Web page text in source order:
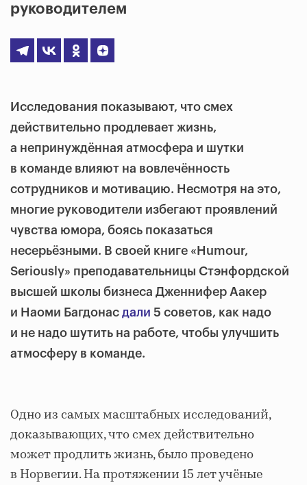
руководителем
Исследования показывают, что смех
действительно продлевает жизнь,
а непринуждённая атмосфера и шутки
в команде влияют на вовлечённость
сотрудников и мотивацию. Несмотря на это,
многие руководители избегают проявлений
чувства юмора, боясь показаться
несерьёзными. В своей книге «Humour,
Seriously» преподавательницы Стэнфордской
высшей школы бизнеса Дженнифер Аакер
и Наоми Багдонас дали 5 советов, как надо
и не надо шутить на работе, чтобы улучшить
атмосферу в команде.
Одно из самых масштабных исследований,
доказывающих, что смех действительно
может продлить жизнь, было проведено
в Норвегии. На протяжении 15 лет учёные